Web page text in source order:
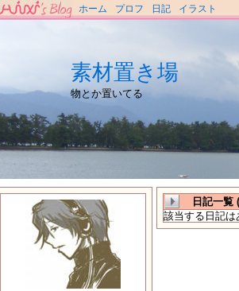
ホーム プロフ 日記 イラスト
素材置き場
物とか置いてる
日記一覧
該当する日記は